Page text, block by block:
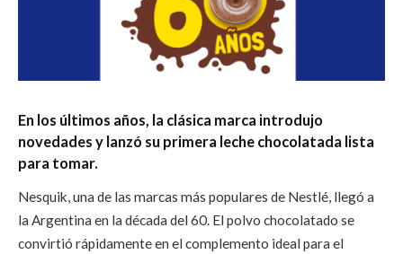
En los últimos años, la clásica marca introdujo
novedades y lanzó su primera leche chocolatada lista
para tomar.
Nesquik, una de las marcas más populares de Nestlé, llegó a
la Argentina en la década del 60. El polvo chocolatado se
convirtió rápidamente en el complemento ideal para el